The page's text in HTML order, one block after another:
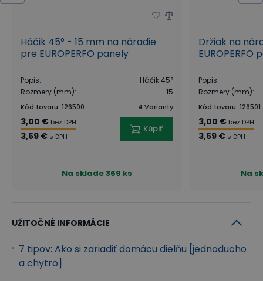
Háčik 45° - 15 mm na náradie
pre EUROPERFO panely
Popis:
Háčik 45°
Rozmery (mm): 15
Kód tovaru: 126500 4 Varianty
3,00 € bez DPH
3,69 € s DPH
Kúpiť
Na sklade369 ks
Držiak na
EUROPERFO
Popis:
Rozmery (mm):
Kód tovaru: 126501
3,00 € bez DPH
3,69 € s DPH
Na
UŽITOČNÉ INFORMÁCIE
7 tipov: Ako si zariadiť domácu dielňu [jednoducho
a chytro]